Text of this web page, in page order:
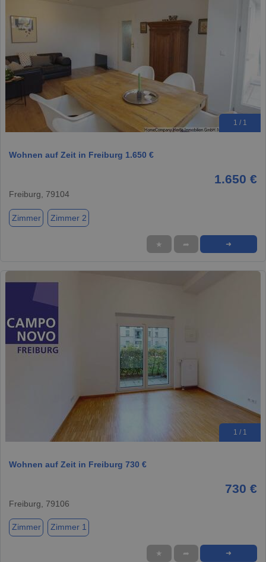
1 / 1
Wohnen auf Zeit in Freiburg 1.650 €
1.650 €
Freiburg, 79104
Zimmer Zimmer 2
★ ➦ ➜
1 / 1
Wohnen auf Zeit in Freiburg 730 €
730 €
Freiburg, 79106
Zimmer Zimmer 1
★ ➦ ➜